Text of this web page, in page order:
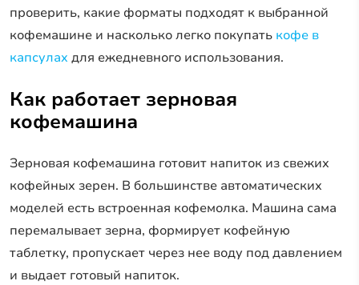
проверить, какие форматы подходят к выбранной
кофемашине и насколько легко покупать кофе в
капсулах для ежедневного использования.
Как работает зерновая
кофемашина
Зерновая кофемашина готовит напиток из свежих
кофейных зерен. В большинстве автоматических
моделей есть встроенная кофемолка. Машина сама
перемалывает зерна, формирует кофейную
таблетку, пропускает через нее воду под давлением
и выдает готовый напиток.